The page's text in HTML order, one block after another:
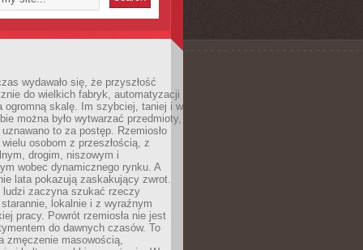
wydawało się, że przyszłość
do wielkich fabryk, automatyzacji
ogromną skalę. Im szybciej, taniej i w
można było wytwarzać przedmioty,
to za postęp. Rzemiosło
wielu osobom z przeszłością, z
drogim, niszowym i
wobec dynamicznego rynku. A
lata pokazują zaskakujący zwrot.
ludzi zaczyna szukać rzeczy
lokalnie i z wyraźnym
pracy. Powrót rzemiosła nie jest
do dawnych czasów. To
zmęczenie masowością,